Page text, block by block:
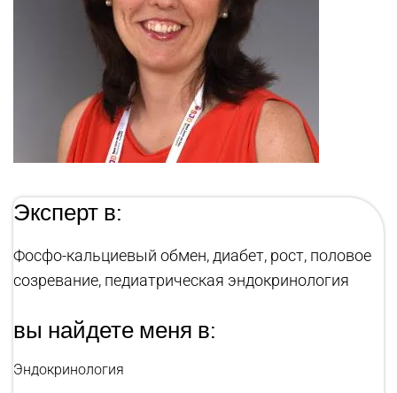
Эксперт в:
Фосфо-кальциевый обмен, диабет, рост, половое
созревание, педиатрическая эндокринология
вы найдете меня в:
Эндокринология